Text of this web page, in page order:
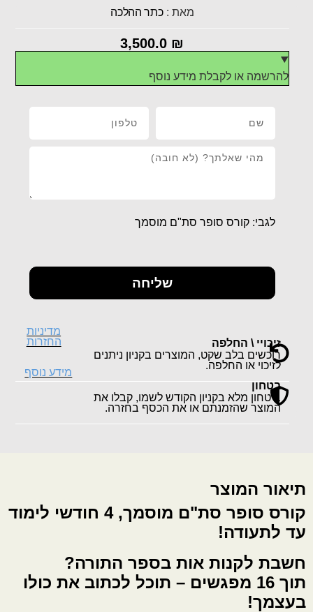
מאת :כתר ההלכה
3,500.0 ₪
להרשמה או לקבלת מידע נוסף
לגבי: קורס סופר סת"ם מוסמך
שליחה
זיכויי \ החלפה
רוכשים בלב שקט, המוצרים בקניון ניתנים
לזיכוי או החלפה.
מדיניות
החזרות
בטחון
ביטחון מלא בקניון הקודש לשמו, קבלו את
המוצר שהזמנתם או את הכסף בחזרה.
מידע נוסף
תיאור המוצר
קורס סופר סת"ם מוסמך, 4 חודשי לימוד
עד לתעודה!
חשבת לקנות אות בספר התורה?
תוך 16 מפגשים – תוכל לכתוב את כולו
בעצמך!